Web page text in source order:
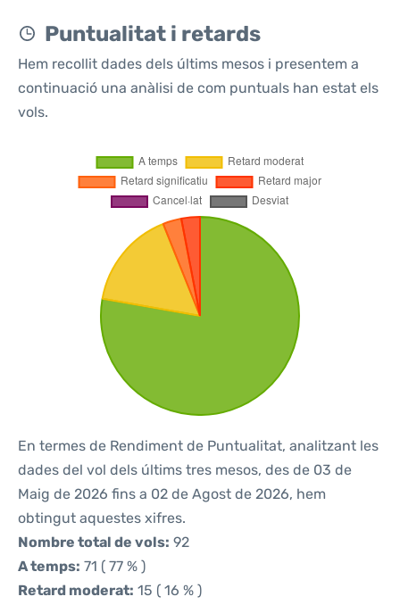
Puntualitat i retards
Hem recollit dades dels últims mesos i presentem a
continuació una anàlisi de com puntuals han estat els
vols.
En termes de Rendiment de Puntualitat, analitzant les
dades del vol dels últims tres mesos, des de 03 de
Maig de 2026 fins a 02 de Agost de 2026, hem
obtingut aquestes xifres.
Nombre total de vols: 92
A temps: 71 ( 77 % )
Retard moderat: 15 ( 16 % )